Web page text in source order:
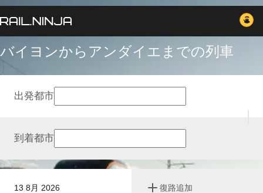
バイヨンからアンダイエまでの列車
13 8月 2026 復路追加
出発都市
到着都市